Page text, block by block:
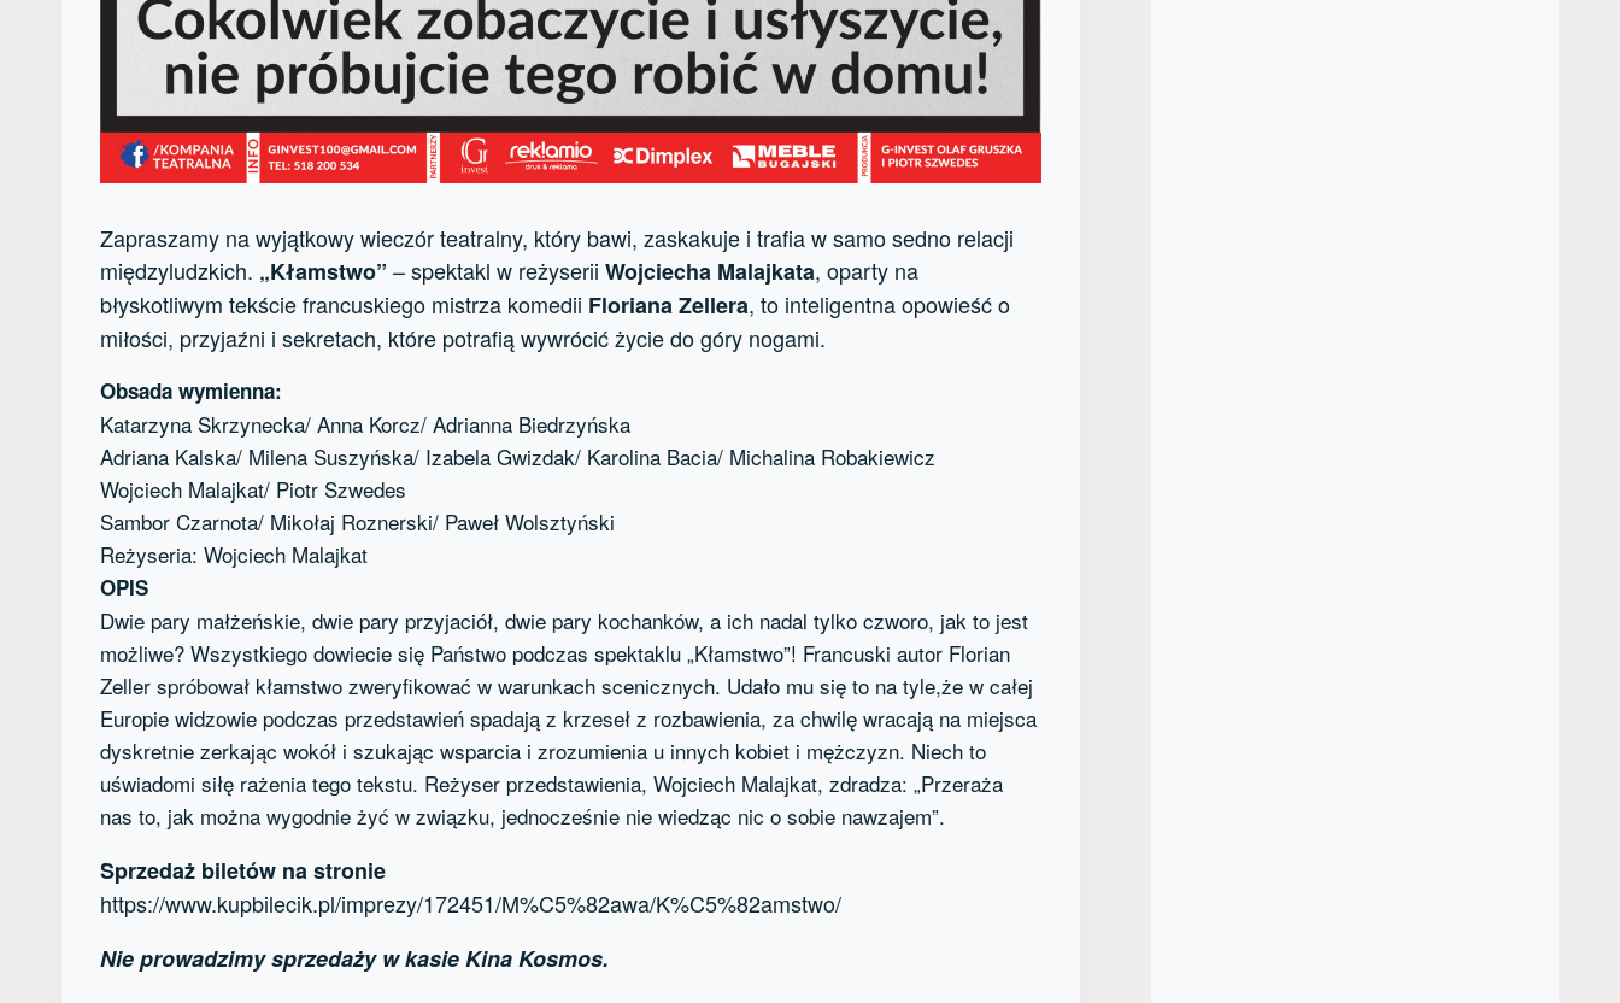
Zapraszamy na wyjątkowy wieczór teatralny, który bawi, zaskakuje i trafia w samo sedno relacji
międzyludzkich. „Kłamstwo” – spektakl w reżyserii Wojciecha Malajkata, oparty na
błyskotliwym tekście francuskiego mistrza komedii Floriana Zellera, to inteligentna opowieść o
miłości, przyjaźni i sekretach, które potrafią wywrócić życie do góry nogami.
Obsada wymienna:
Katarzyna Skrzynecka/ Anna Korcz/ Adrianna Biedrzyńska
Adriana Kalska/ Milena Suszyńska/ Izabela Gwizdak/ Karolina Bacia/ Michalina Robakiewicz
Wojciech Malajkat/ Piotr Szwedes
Sambor Czarnota/ Mikołaj Roznerski/ Paweł Wolsztyński
Reżyseria: Wojciech Malajkat
OPIS
Dwie pary małżeńskie, dwie pary przyjaciół, dwie pary kochanków, a ich nadal tylko czworo, jak to jest
możliwe? Wszystkiego dowiecie się Państwo podczas spektaklu „Kłamstwo”! Francuski autor Florian
Zeller spróbował kłamstwo zweryfikować w warunkach scenicznych. Udało mu się to na tyle,że w całej
Europie widzowie podczas przedstawień spadają z krzeseł z rozbawienia, za chwilę wracają na miejsca
dyskretnie zerkając wokół i szukając wsparcia i zrozumienia u innych kobiet i mężczyzn. Niech to
uświadomi siłę rażenia tego tekstu. Reżyser przedstawienia, Wojciech Malajkat, zdradza: „Przeraża
nas to, jak można wygodnie żyć w związku, jednocześnie nie wiedząc nic o sobie nawzajem”.
Sprzedaż biletów na stronie
https://www.kupbilecik.pl/imprezy/172451/M%C5%82awa/K%C5%82amstwo/
Nie prowadzimy sprzedaży w kasie Kina Kosmos.